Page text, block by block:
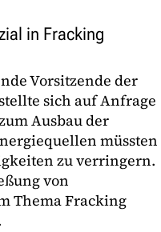
in Fracking
Vorsitzende der
sich auf Anfrage
Ausbau der
müssten
zu verringern.
von
Thema Fracking